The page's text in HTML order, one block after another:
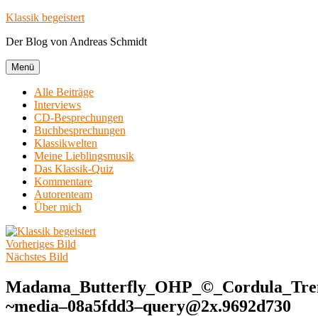
Zum
springen
Klassik begeistert
Der Blog von Andreas Schmidt
Menü
Alle Beiträge
Interviews
CD-Besprechungen
Buchbesprechungen
Klassikwelten
Meine Lieblingsmusik
Das Klassik-Quiz
Kommentare
Autorenteam
Über mich
Vorheriges Bild
Nächstes Bild
~media–08a5fdd3–query@2x.9692d730